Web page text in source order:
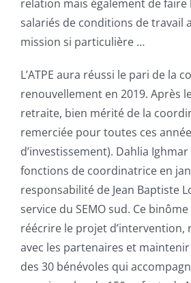
relation mais également de faire
salariés de conditions de travail
mission si particulière …
L’ATPE aura réussi le pari de la
renouvellement en 2019. Après
retraite, bien mérité de la
remerciée pour toutes ces
d’investissement). Dahlia
fonctions de coordinatrice en
responsabilité de Jean Baptiste
service du SEMO sud. Ce
réécrire le projet d’intervention,
avec les partenaires et
des 30 bénévoles qui